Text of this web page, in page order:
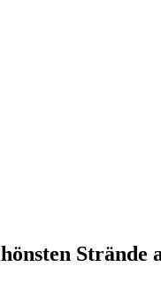
Strände